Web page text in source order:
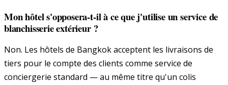
Mon hôtel s'opposera-t-il à ce que j'utilise un service de
blanchisserie extérieur ?
Non. Les hôtels de Bangkok acceptent les livraisons de
tiers pour le compte des clients comme service de
conciergerie standard — au même titre qu'un colis